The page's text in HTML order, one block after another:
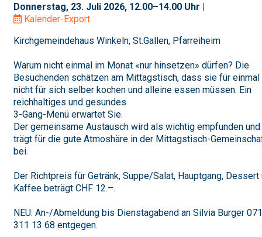
Donnerstag, 23. Juli 2026, 12.00–14.00 Uhr |
Kalender-Export
Kirchgemeindehaus Winkeln, St.Gallen, Pfarreiheim
Warum nicht einmal im Monat «nur hinsetzen» dürfen? Die
Besuchenden schätzen am Mittagstisch, dass sie für einmal
nicht für sich selber kochen und alleine essen müssen. Ein
reichhaltiges und gesundes
3-Gang-Menü erwartet Sie.
Der gemeinsame Austausch wird als wichtig empfunden und
trägt für die gute Atmoshäre in der Mittagstisch-
bei.
Der Richtpreis für Getränk, Suppe/Salat, Hauptgang, Dessert
Kaffee beträgt CHF 12.–.
NEU: An-/Abmeldung bis Dienstagabend an Silvia Burger 071
311 13 68 entgegen.